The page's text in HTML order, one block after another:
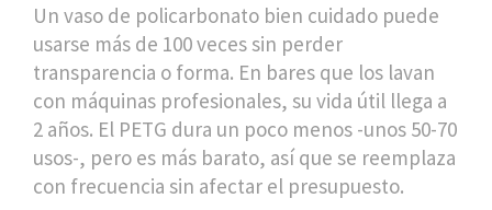
Un vaso de policarbonato bien cuidado puede
usarse más de 100 veces sin perder
transparencia o forma. En bares que los lavan
con máquinas profesionales, su vida útil llega a
2 años. El PETG dura un poco menos -unos 50-70
usos-, pero es más barato, así que se reemplaza
con frecuencia sin afectar el presupuesto.